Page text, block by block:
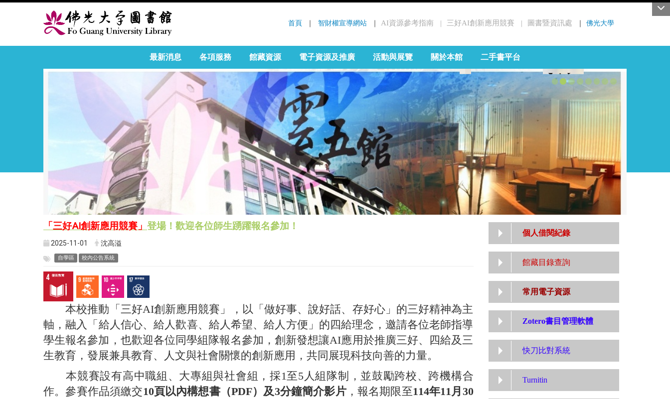
首頁 ｜ 智財權宣導網站 ｜ AI資源參考指南 三好AI創新應用競賽 圖書暨資訊處 ｜ 佛光大學
:::
最新消息 各項服務 館藏資源 電子資源及推廣 活動與展覽 關於本館 二手書平台
「三好AI創新應用競賽」 登場！歡迎各位師生踴躍報名參加！
2025-11-01 沈高溢
自學區 校內公告系統
本校推動「三好AI創新應用競賽」，以「做好事、說好話、存好心」的三好精神為主
軸，融入「給人信心、給人歡喜、給人希望、給人方便」的四給理念，邀請各位老師指導
學生報名參加，也歡迎各位同學組隊報名參加，創新發想讓AI應用於推廣三好、四給及三
生教育，發展兼具教育、人文與社會關懷的創新應用，共同展現科技向善的力量。
本競賽設有高中職組、大專組與社會組，採1至5人組隊制，並鼓勵跨校、跨機構合
作。參賽作品須繳交10頁以內構想書（PDF） 及3分鐘簡介影片，報名期限至114年11月30
個人借閱紀錄
館藏目錄查詢
常用電子資源
Zotero書目管理軟體
快刀比對系統
Turnitin